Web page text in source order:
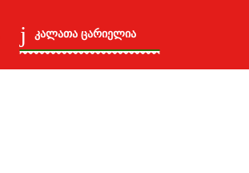
კალათა ცარიელია
0 პროდუქტი ₾0.00